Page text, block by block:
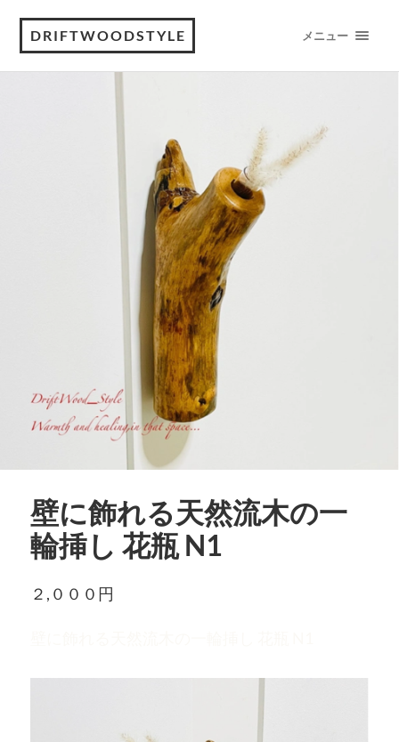
DRIFTWOODSTYLE メニュー
壁に飾れる天然流木の一
輪挿し 花瓶 N1
２,０００円